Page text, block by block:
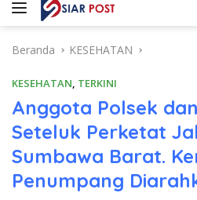
konten
Beranda KESEHATAN
KESEHATAN, TERKINI
Anggota Polsek
Seteluk Perketat
Sumbawa Barat.
Penumpang